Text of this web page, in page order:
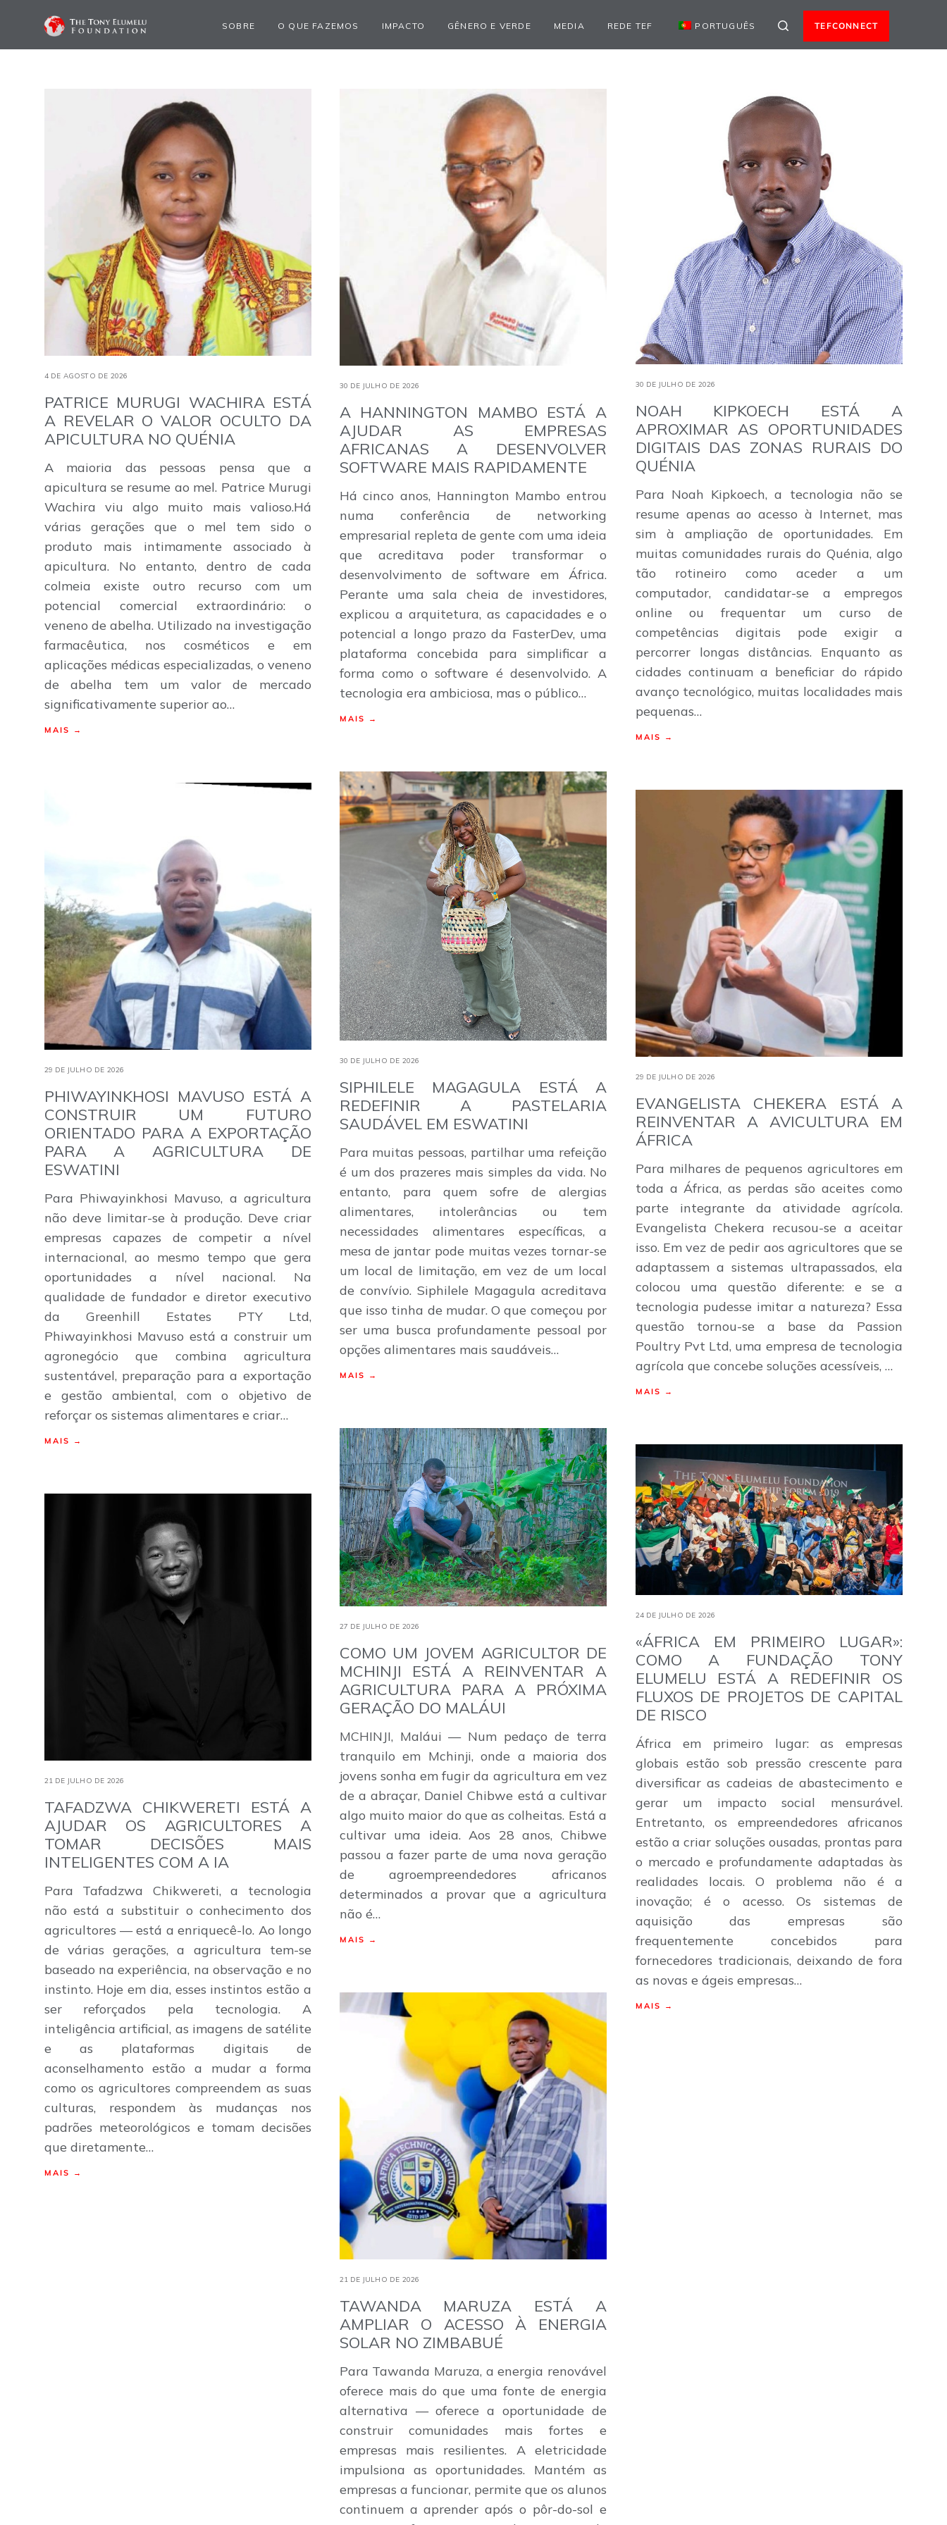
SOBRE O QUE FAZEMOS IMPACTO GÊNERO E VERDE MEDIA REDE TEF PORTUGUÊS TEFCONNECT
4 DE AGOSTO DE 2026
PATRICE MURUGI WACHIRA ESTÁ
A REVELAR O VALOR OCULTO DA
APICULTURA NO QUÉNIA
A maioria das pessoas pensa que a
apicultura se resume ao mel. Patrice Murugi
Wachira viu algo muito mais valioso.Há
várias gerações que o mel tem sido o
produto mais intimamente associado à
apicultura. No entanto, dentro de cada
colmeia existe outro recurso com um
potencial comercial extraordinário: o
veneno de abelha. Utilizado na investigação
farmacêutica, nos cosméticos e em
aplicações médicas especializadas, o veneno
de abelha tem um valor de mercado
significativamente superior ao…
MAIS →
30 DE JULHO DE 2026
A HANNINGTON MAMBO ESTÁ A
AJUDAR AS EMPRESAS
AFRICANAS A DESENVOLVER
SOFTWARE MAIS RAPIDAMENTE
Há cinco anos, Hannington Mambo entrou
numa conferência de networking
empresarial repleta de gente com uma ideia
que acreditava poder transformar o
desenvolvimento de software em África.
Perante uma sala cheia de investidores,
explicou a arquitetura, as capacidades e o
potencial a longo prazo da FasterDev, uma
plataforma concebida para simplificar a
forma como o software é desenvolvido. A
tecnologia era ambiciosa, mas o público…
MAIS →
30 DE JULHO DE 2026
NOAH KIPKOECH ESTÁ A
APROXIMAR AS OPORTUNIDADES
DIGITAIS DAS ZONAS RURAIS DO
QUÉNIA
Para Noah Kipkoech, a tecnologia não se
resume apenas ao acesso à Internet, mas
sim à ampliação de oportunidades. Em
muitas comunidades rurais do Quénia, algo
tão rotineiro como aceder a um
computador, candidatar-se a empregos
online ou frequentar um curso de
competências digitais pode exigir a
percorrer longas distâncias. Enquanto as
cidades continuam a beneficiar do rápido
avanço tecnológico, muitas localidades mais
pequenas…
MAIS →
30 DE JULHO DE 2026
SIPHILELE MAGAGULA ESTÁ A
REDEFINIR A PASTELARIA
SAUDÁVEL EM ESWATINI
Para muitas pessoas, partilhar uma refeição
é um dos prazeres mais simples da vida. No
entanto, para quem sofre de alergias
alimentares, intolerâncias ou tem
necessidades alimentares específicas, a
mesa de jantar pode muitas vezes tornar-se
um local de limitação, em vez de um local
de convívio. Siphilele Magagula acreditava
que isso tinha de mudar. O que começou por
ser uma busca profundamente pessoal por
opções alimentares mais saudáveis…
MAIS →
29 DE JULHO DE 2026
PHIWAYINKHOSI MAVUSO ESTÁ A
CONSTRUIR UM FUTURO
ORIENTADO PARA A EXPORTAÇÃO
PARA A AGRICULTURA DE
ESWATINI
Para Phiwayinkhosi Mavuso, a agricultura
não deve limitar-se à produção. Deve criar
empresas capazes de competir a nível
internacional, ao mesmo tempo que gera
oportunidades a nível nacional. Na
qualidade de fundador e diretor executivo
da Greenhill Estates PTY Ltd,
Phiwayinkhosi Mavuso está a construir um
agronegócio que combina agricultura
sustentável, preparação para a exportação
e gestão ambiental, com o objetivo de
reforçar os sistemas alimentares e criar…
MAIS →
29 DE JULHO DE 2026
EVANGELISTA CHEKERA ESTÁ A
REINVENTAR A AVICULTURA EM
ÁFRICA
Para milhares de pequenos agricultores em
toda a África, as perdas são aceites como
parte integrante da atividade agrícola.
Evangelista Chekera recusou-se a aceitar
isso. Em vez de pedir aos agricultores que se
adaptassem a sistemas ultrapassados, ela
colocou uma questão diferente: e se a
tecnologia pudesse imitar a natureza? Essa
questão tornou-se a base da Passion
Poultry Pvt Ltd, uma empresa de tecnologia
agrícola que concebe soluções acessíveis, …
MAIS →
27 DE JULHO DE 2026
COMO UM JOVEM AGRICULTOR DE
MCHINJI ESTÁ A REINVENTAR A
AGRICULTURA PARA A PRÓXIMA
GERAÇÃO DO MALÁUI
MCHINJI, Maláui — Num pedaço de terra
tranquilo em Mchinji, onde a maioria dos
jovens sonha em fugir da agricultura em vez
de a abraçar, Daniel Chibwe está a cultivar
algo muito maior do que as colheitas. Está a
cultivar uma ideia. Aos 28 anos, Chibwe
passou a fazer parte de uma nova geração
de agroempreendedores africanos
determinados a provar que a agricultura
não é…
MAIS →
24 DE JULHO DE 2026
«ÁFRICA EM PRIMEIRO LUGAR»:
COMO A FUNDAÇÃO TONY
ELUMELU ESTÁ A REDEFINIR OS
FLUXOS DE PROJETOS DE CAPITAL
DE RISCO
África em primeiro lugar: as empresas
globais estão sob pressão crescente para
diversificar as cadeias de abastecimento e
gerar um impacto social mensurável.
Entretanto, os empreendedores africanos
estão a criar soluções ousadas, prontas para
o mercado e profundamente adaptadas às
realidades locais. O problema não é a
inovação; é o acesso. Os sistemas de
aquisição das empresas são
frequentemente concebidos para
fornecedores tradicionais, deixando de fora
as novas e ágeis empresas…
MAIS →
21 DE JULHO DE 2026
TAFADZWA CHIKWERETI ESTÁ A
AJUDAR OS AGRICULTORES A
TOMAR DECISÕES MAIS
INTELIGENTES COM A IA
Para Tafadzwa Chikwereti, a tecnologia
não está a substituir o conhecimento dos
agricultores — está a enriquecê-lo. Ao longo
de várias gerações, a agricultura tem-se
baseado na experiência, na observação e no
instinto. Hoje em dia, esses instintos estão a
ser reforçados pela tecnologia. A
inteligência artificial, as imagens de satélite
e as plataformas digitais de
aconselhamento estão a mudar a forma
como os agricultores compreendem as suas
culturas, respondem às mudanças nos
padrões meteorológicos e tomam decisões
que diretamente…
MAIS →
21 DE JULHO DE 2026
TAWANDA MARUZA ESTÁ A
AMPLIAR O ACESSO À ENERGIA
SOLAR NO ZIMBABUÉ
Para Tawanda Maruza, a energia renovável
oferece mais do que uma fonte de energia
alternativa — oferece a oportunidade de
construir comunidades mais fortes e
empresas mais resilientes. A eletricidade
impulsiona as oportunidades. Mantém as
empresas a funcionar, permite que os alunos
continuem a aprender após o pôr-do-sol e